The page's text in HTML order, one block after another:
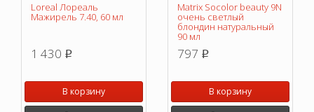
Loreal Лореаль
Мажирель 7.40, 60 мл
1 430 p
В корзину
Matrix Socolor beauty 9N
очень светлый
блондин натуральный
90 мл
797 p
В корзину